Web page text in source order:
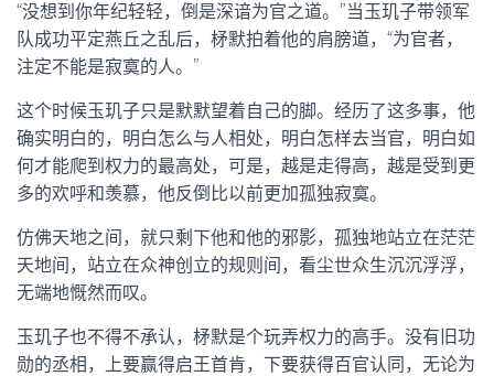
“没想到你年纪轻轻，倒是深谙为官之道。”当玉玑子带领军
队成功平定燕丘之乱后，柕默拍着他的肩膀道，“为官者，
注定不能是寂寞的人。”
这个时候玉玑子只是默默望着自己的脚。经历了这多事，他
确实明白的，明白怎么与人相处，明白怎样去当官，明白如
何才能爬到权力的最高处，可是，越是走得高，越是受到更
多的欢呼和羡慕，他反倒比以前更加孤独寂寞。
仿佛天地之间，就只剩下他和他的邪影，孤独地站立在茫茫
天地间，站立在众神创立的规则间，看尘世众生沉沉浮浮，
无端地慨然而叹。
玉玑子也不得不承认，柕默是个玩弄权力的高手。没有旧功
勋的丞相，上要赢得启王首肯，下要获得百官认同，无论为